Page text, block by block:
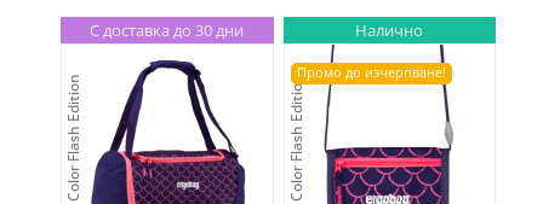
С доставка до 30 дни
Color Flash Edition
Налично
Промо до изчерпване!
Color Flash Edition